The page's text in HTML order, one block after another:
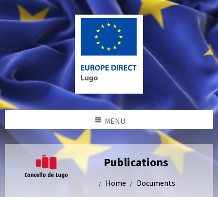
MENU
Publications
Home Documents